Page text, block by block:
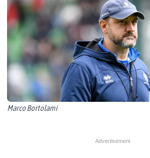
Marco Bortolami